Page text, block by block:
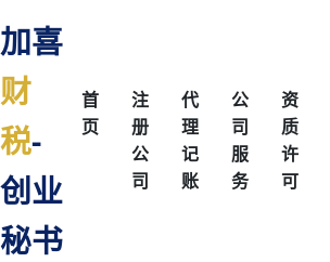
加喜
财
税-
创业
秘书
首
页
注
册
公
司
代
理
记
账
公
司
服
务
资
质
许
可